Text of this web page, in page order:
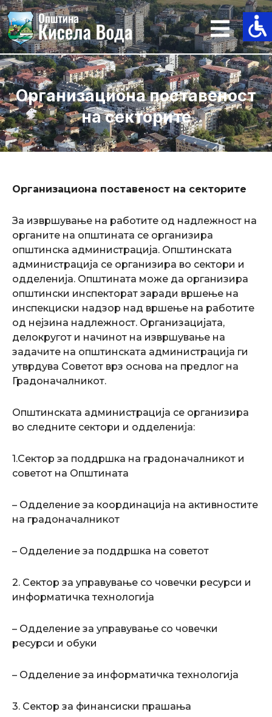
Skip
to
content
Организациона поставеност
на секторите
Организациона поставеност на секторите
За извршување на работите од надлежност на
органите на општината се организира
општинска администрација. Општинската
администрација се организира во сектори и
одделенија. Општината може да организира
општински инспекторат заради вршење на
инспекциски надзор над вршење на работите
од нејзина надлежност. Организацијата,
делокругот и начинот на извршување на
задачите на општинската администрација ги
утврдува Советот врз основа на предлог на
Градоначалникот.
Општинската администрација се организира
во следните сектори и одделенија:
1.Сектор за поддршка на градоначалникот и
советот на Општината
– Одделение за координација на активностите
на градоначалникот
– Одделение за поддршка на советот
2. Сектор за управување со човечки ресурси и
информатичка технологија
– Одделение за управување со човечки
ресурси и обуки
– Одделение за информатичка технологија
3. Сектор за финансиски прашања